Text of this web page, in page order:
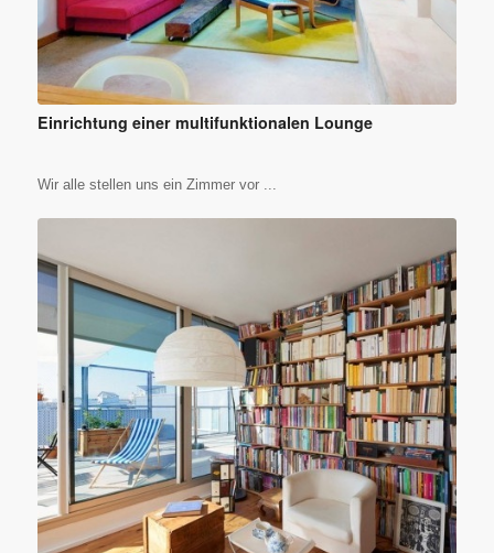
Einrichtung einer multifunktionalen Lounge
Wir alle stellen uns ein Zimmer vor ...